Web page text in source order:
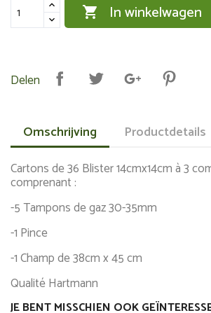
 In winkelwagen
Delen
Omschrijving Productdetails
Cartons de 36 Blister 14cmx14cm à 3
comprenant :
-5 Tampons de gaz 30-35mm
-1 Pince
-1 Champ de 38cm x 45 cm
Qualité Hartmann
JE BENT MISSCHIEN OOK